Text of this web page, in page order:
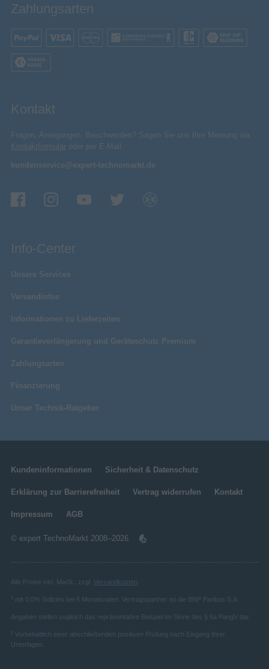
Zahlungsarten
Kontakt
Fragen, Anregungen, Beschwerden? Sagen Sie uns Ihre Meinung via
Kontaktformular oder per E-Mail:
kundenservice@expert-technomarkt.de
Info-Center
Unsere Services
Versandinfos
Informationen zu Lieferzeiten
Garantieverlängerung und Geräteschutz Premium
Zahlungsarten
Finanzierung
Unser Technik-Ratgeber
Kundeninformationen Sicherheit & Datenschutz
Erklärung zur Barrierefreiheit Vertrag widerrufen Kontakt
Impressum AGB
© expert TechnoMarkt 2008–2026
Alle Preise inkl. MwSt., zzgl. Versandkosten
mit 0,0% Sollzins bei 6 Monatsraten. Vertragspartner ist die BNP Paribas S.A.
Angaben stellen zugleich das repräsentative Beispiel im Sinne des § 6a PangV dar.
2 Vorbehaltlich einer abschließenden positiven Prüfung nach Eingang Ihrer
Unterlagen.